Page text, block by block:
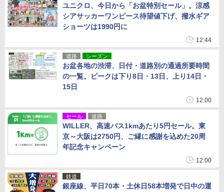
ユニクロ、今日から「お盆特別セール」。涼感
シアサッカーワンピース待望値下げ、撥水ギア
ショーツは1990円に
12:44
道路 シーズン
お盆各地の渋滞、日付・道路別の通過所要時間
の一覧。ピークは下り8日・13日、上り14日・
15日
12:00
セール 道路
WILLER、高速バス1kmあたり5円セール。東
京～大阪は2750円、ご縁に感謝を込めた20周
年記念キャンペーン
12:00
鉄道
銀座線、平日70本・土休日58本増発で日中の運